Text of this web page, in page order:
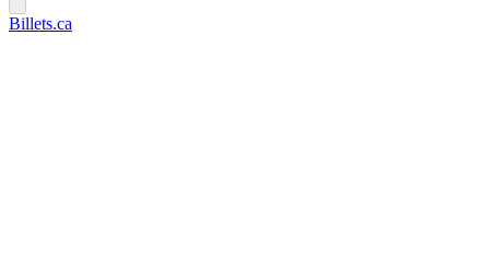
Billets.ca